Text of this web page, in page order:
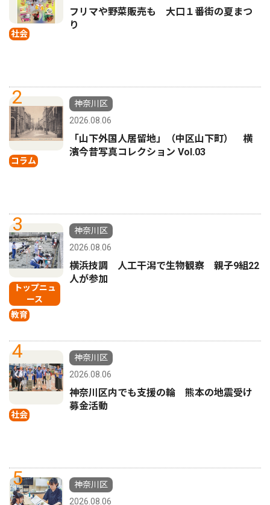
社会
フリマや野菜販売も 大口１番街の夏まつ
り
2
コラム
神奈川区
2026.08.06
「山下外国人居留地」（中区山下町） 横
濱今昔写真コレクション Vol.03
3
トップニュ
ース
教育
神奈川区
2026.08.06
横浜技調 人工干潟で生物観察 親子9組22
人が参加
4
社会
神奈川区
2026.08.06
神奈川区内でも支援の輪 熊本の地震受け
募金活動
5
神奈川区
2026.08.06